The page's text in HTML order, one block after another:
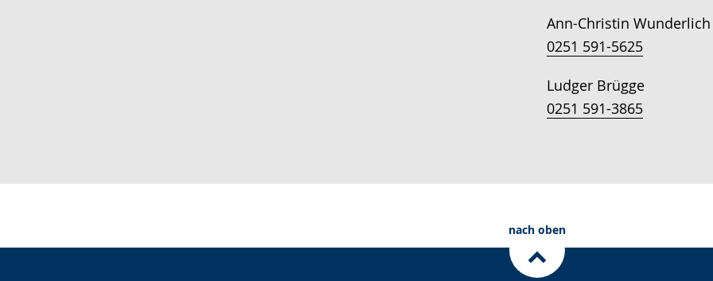
angezeigt.
Ann-Christin Wunderlich
0251 591-5625
Ludger Brügge
0251 591-3865
nach oben